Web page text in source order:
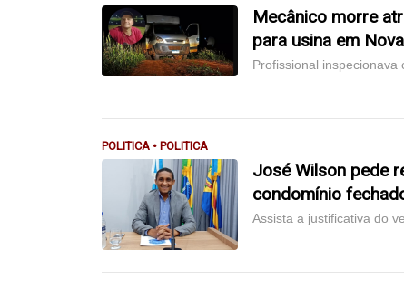
Mecânico morre
para usina em
Profissional
POLITICA • POLITICA
José Wilson pede
condomínio
Assista a justificativa do